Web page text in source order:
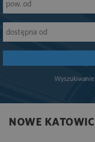
Wyszukiwanie
NOWE